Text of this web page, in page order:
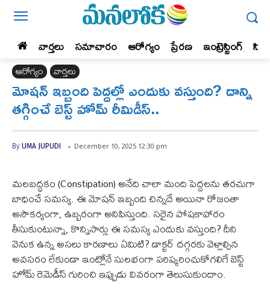
వార్తలు సమాచారం ఆరోగ్యం ప్రేర‌ణ‌ ఇంట్రెస్టింగ్‌
ఆరోగ్యం వార్తలు
మోషన్ ఇబ్బంది పెద్దల్లో ఎందుకు వస్తుంది? దాన్ని
తగ్గించే బెస్ట్ హోమ్ రీమిడీస్..
By UMA JUPUDI - December 10, 2025 12:30 pm
మలబద్ధకం (Constipation) అనేది చాలా మంది పెద్దలను తరచుగా
బాధించే సమస్య. ఈ మోషన్ ఇబ్బంది చిన్నదే అయినా రోజంతా
అసౌకర్యంగా, ఉబ్బరంగా అనిపిస్తుంది. సరైన పోషకాహారం
తీసుకుంటున్నా, కొన్నిసార్లు ఈ సమస్య ఎందుకు వస్తుంది? దీని
వెనుక ఉన్న అసలు కారణాలు ఏమిటి? డాక్టర్ దగ్గరకు వెళ్లాల్సిన
అవసరం లేకుండా ఇంట్లోనే సులభంగా పరిష్కరించుకోగలిగే బెస్ట్
హోమ్ రెమెడీస్ గురించి ఇప్పుడు వివరంగా తెలుసుకుందాం.